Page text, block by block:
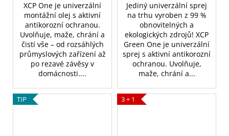
XCP One je univerzální
montážní olej s aktivní
antikorozní ochranou.
Uvolňuje, maže, chrání a
čistí vše – od rozsáhlých
průmyslových zařízení až
po rezavé závěsy v
domácnosti....
Jediný univerzální sprej
na trhu vyroben z 99 %
obnovitelných a
ekologických zdrojů! XCP
Green One je univerzální
sprej s aktivní antikorozní
ochranou. Uvolňuje,
maže, chrání a...
TIP 3 + 1